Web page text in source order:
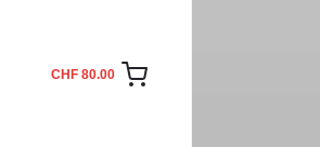
CHF 80.00